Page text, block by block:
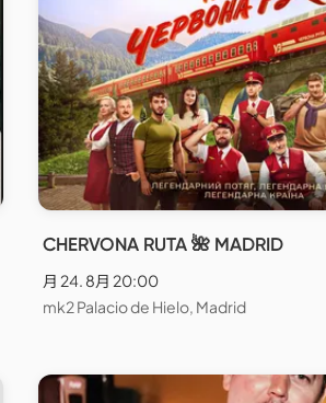
CHERVONA RUTA 🌺 MADRID
月 24. 8月 20:00
mk2 Palacio de Hielo, Madrid